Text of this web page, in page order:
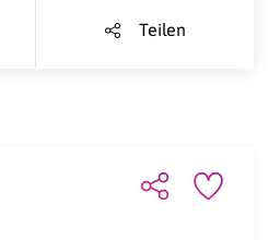
Teilen